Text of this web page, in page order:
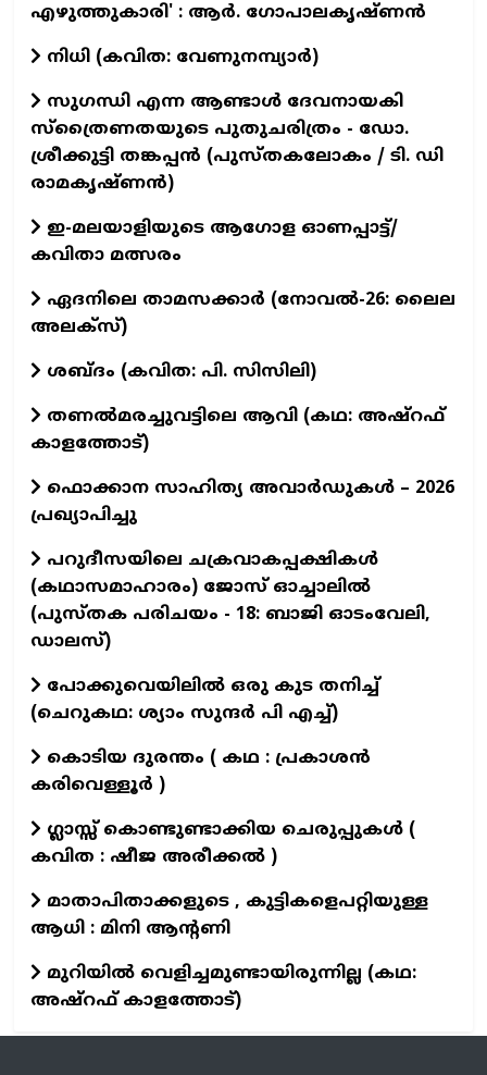
എഴുത്തുകാരി' : ആർ. ഗോപാലകൃഷ്ണൻ
നിധി (കവിത: വേണുനമ്പ്യാർ)
സുഗന്ധി എന്ന ആണ്ടാള്‍ ദേവനായകി
സ്ത്രൈണതയുടെ പുതുചരിത്രം - ഡോ.
ശ്രീക്കുട്ടി തങ്കപ്പന്‍ (പുസ്തകലോകം / ടി. ഡി
രാമകൃഷ്ണന്‍)
ഇ-മലയാളിയുടെ ആഗോള ഓണപ്പാട്ട്/
കവിതാ മത്സരം
ഏദനിലെ താമസക്കാർ (നോവല്‍-26: ലൈല
അലക്‌സ്)
ശബ്ദം (കവിത: പി. സിസിലി)
തണൽമരച്ചുവട്ടിലെ ആവി (കഥ: അഷ്‌റഫ്
കാളത്തോട്)
ഫൊക്കാന സാഹിത്യ അവാർഡുകൾ – 2026
പ്രഖ്യാപിച്ചു
പറുദീസയിലെ ചക്രവാകപ്പക്ഷികൾ
(കഥാസമാഹാരം) ജോസ് ഓച്ചാലിൽ
(പുസ്തക പരിചയം - 18: ബാജി ഓടംവേലി,
ഡാലസ്)
പോക്കുവെയിലിൽ ഒരു കുട തനിച്ച്
(ചെറുകഥ: ശ്യാം സുന്ദര്‍ പി എച്ച്)
കൊടിയ ദുരന്തം ( കഥ : പ്രകാശൻ
കരിവെള്ളൂർ )
ഗ്ലാസ്സ് കൊണ്ടുണ്ടാക്കിയ ചെരുപ്പുകൾ (
കവിത : ഷീജ അരീക്കൽ )
മാതാപിതാക്കളുടെ , കുട്ടികളെപറ്റിയുള്ള
ആധി : മിനി ആന്റണി
മുറിയിൽ വെളിച്ചമുണ്ടായിരുന്നില്ല (കഥ:
അഷ്റഫ് കാളത്തോട്)